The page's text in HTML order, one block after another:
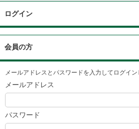
ログイン
会員の方
メールアドレスとパスワードを入力してログイン
メールアドレス
パスワード